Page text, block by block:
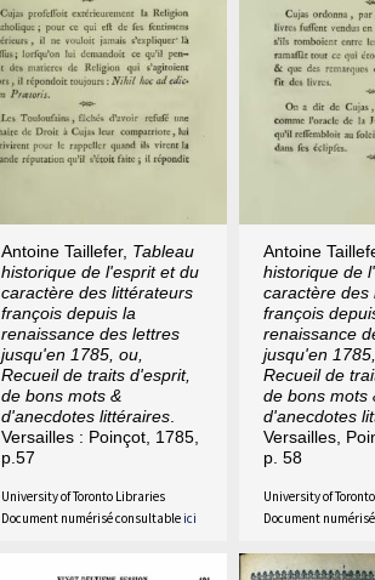
Antoine Taillefer, Tableau
historique de l'esprit et du
caractère des littérateurs
françois depuis la
renaissance des lettres
jusqu'en 1785, ou,
Recueil de traits d'esprit,
de bons mots &
d'anecdotes littéraires.
Versailles : Poinçot, 1785,
p.57
University of Toronto Libraries
Document numérisé consultable ici
Antoine
historique de
caractère des
françois
renaissance
jusqu'en
Recueil de
de bons mots
d'anecdotes
Versailles,
p. 58
University of Toronto
Document